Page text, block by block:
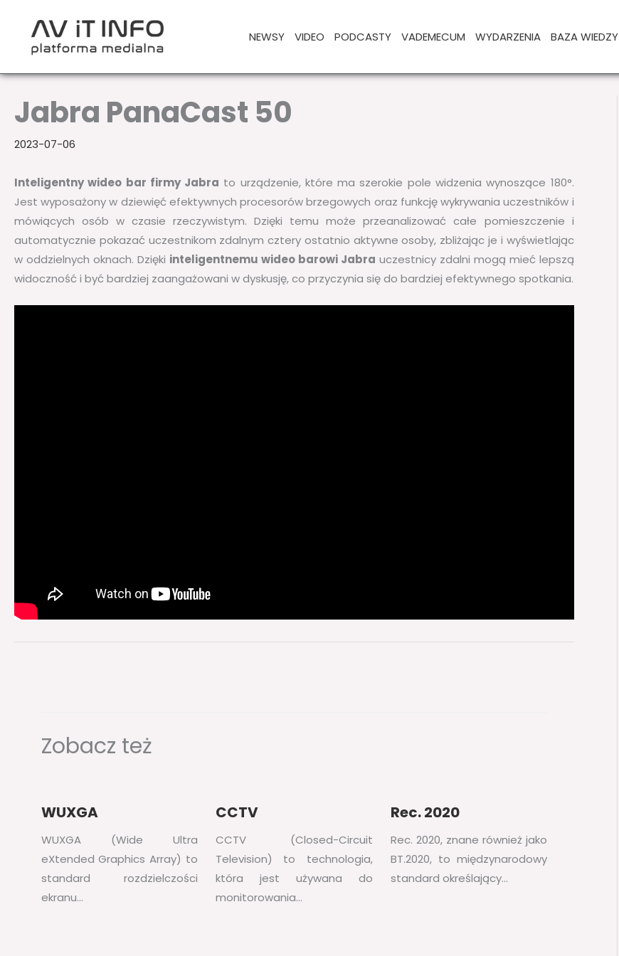
NEWSY VIDEO PODCASTY VADEMECUM WYDARZENIA BAZA WIEDZY
Jabra PanaCast 50
2023-07-06
Inteligentny wideo bar firmy Jabra to urządzenie, które ma szerokie pole widzenia wynoszące 180°.
Jest wyposażony w dziewięć efektywnych procesorów brzegowych oraz funkcję wykrywania uczestników i
mówiących osób w czasie rzeczywistym. Dzięki temu może przeanalizować całe pomieszczenie i
automatycznie pokazać uczestnikom zdalnym cztery ostatnio aktywne osoby, zbliżając je i wyświetlając
w oddzielnych oknach. Dzięki inteligentnemu wideo barowi Jabra uczestnicy zdalni mogą mieć lepszą
widoczność i być bardziej zaangażowani w dyskusję, co przyczynia się do bardziej efektywnego spotkania.
Zobacz też
WUXGA
WUXGA (Wide Ultra
eXtended Graphics Array) to
standard rozdzielczości
ekranu…
CCTV
CCTV (Closed-Circuit
Television) to technologia,
która jest używana do
monitorowania…
Rec. 2020
Rec. 2020, znane również jako
BT.2020, to międzynarodowy
standard określający…